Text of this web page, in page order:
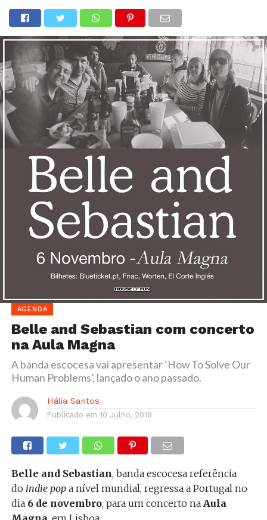
AGENDA
Belle and Sebastian com concerto
na Aula Magna
A banda escocesa vai apresentar ‘How To Solve Our
Human Problems’, lançado o ano passado.
Hália Santos
Publicado em 10 Julho, 2019
Belle and Sebastian, banda escocesa referência
do indie popa nível mundial, regressa a Portugal no
dia 6 de novembro, para um concerto na Aula